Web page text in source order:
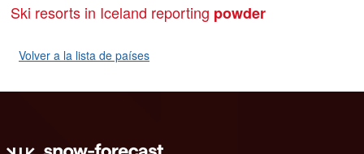
Ski resorts in Iceland reporting powder
Volver a la lista de países